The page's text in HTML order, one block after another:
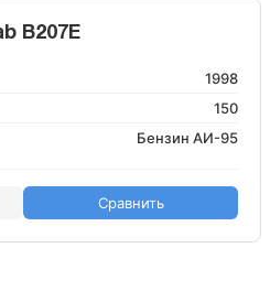
B207E
1998
150
Бензин АИ-95
Сравнить